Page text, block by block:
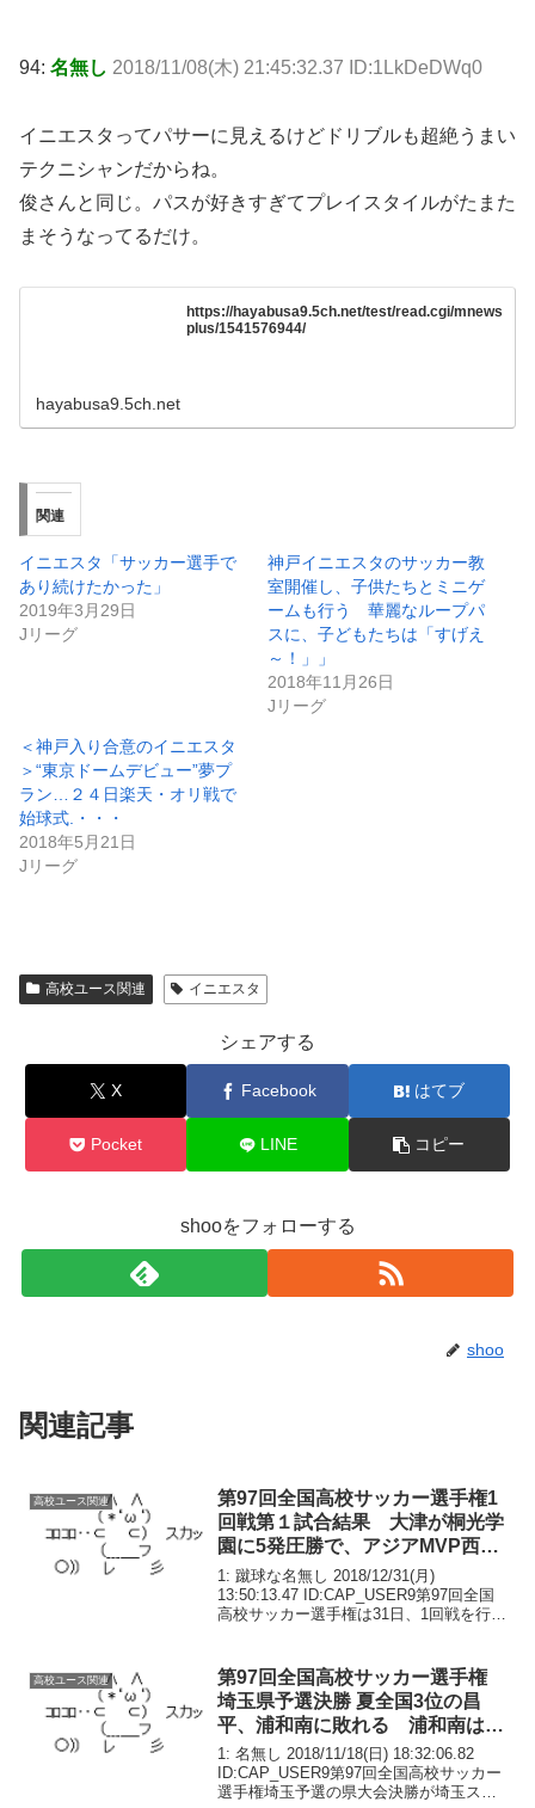
94: 名無し 2018/11/08(木) 21:45:32.37 ID:1LkDeDWq0
イニエスタってパサーに見えるけどドリブルも超絶うまい
テクニシャンだからね。
俊さんと同じ。パスが好きすぎてプレイスタイルがたまた
まそうなってるだけ。
https://hayabusa9.5ch.net/test/read.cgi/mnews
plus/1541576944/
hayabusa9.5ch.net
関連
イニエスタ「サッカー選手で
あり続けたかった」
2019年3月29日
Jリーグ
神戸イニエスタのサッカー教
室開催し、子供たちとミニゲ
ームも行う 華麗なループパ
スに、子どもたちは「すげえ
～！」」
2018年11月26日
Jリーグ
＜神戸入り合意のイニエスタ
＞“東京ドームデビュー”夢プ
ラン…２４日楽天・オリ戦で
始球式.・・・
2018年5月21日
Jリーグ
高校ユース関連 イニエスタ
シェアする
X Facebook はてブ
Pocket LINE コピー
shooをフォローする
shoo
関連記事
高校ユース関連
第97回全国高校サッカー選手権1
回戦第１試合結果 大津が桐光学
園に5発圧勝で、アジアMVP西川
は初戦で姿消す 東福岡などが初
戦突破
1: 蹴球な名無し 2018/12/31(月)
13:50:13.47 ID:CAP_USER9第97回全国
高校サッカー選手権は31日、1回戦を行っ
した。なお...
高校ユース関連
第97回全国高校サッカー選手権
埼玉県予選決勝 夏全国3位の昌
平、浦和南に敗れる 浦和南は17
年ぶりの全国
1: 名無し 2018/11/18(日) 18:32:06.82
ID:CAP_USER9第97回全国高校サッカー
選手権埼玉予選の県大会決勝が埼玉スタ